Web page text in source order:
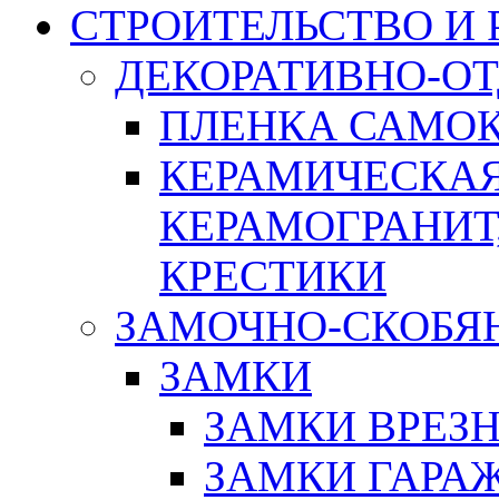
СТРОИТЕЛЬСТВО И
ДЕКОРАТИВНО-
ПЛЕНКА
КРЕСТИКИ
ЗАМОЧНО-
ЗАМКИ
ЗАМКИ
ЗАМКИ